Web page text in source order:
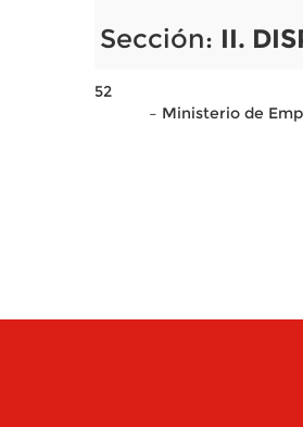
Sección: II.
52
– Ministerio de